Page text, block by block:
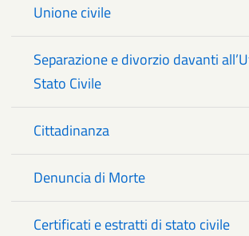
Unione civile
Separazione e divorzio davanti
Stato Civile
Cittadinanza
Denuncia di Morte
Certificati e estratti di stato civile